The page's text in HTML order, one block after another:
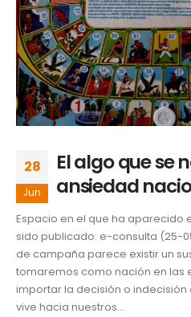
28
Jun
El algo que se
ansiedad
Espacio en el que ha aparecido
sido publicado: e-consulta (25-
de campaña parece existir un
tomaremos como nación en las
importar la decisión o
vive hacia nuestros...